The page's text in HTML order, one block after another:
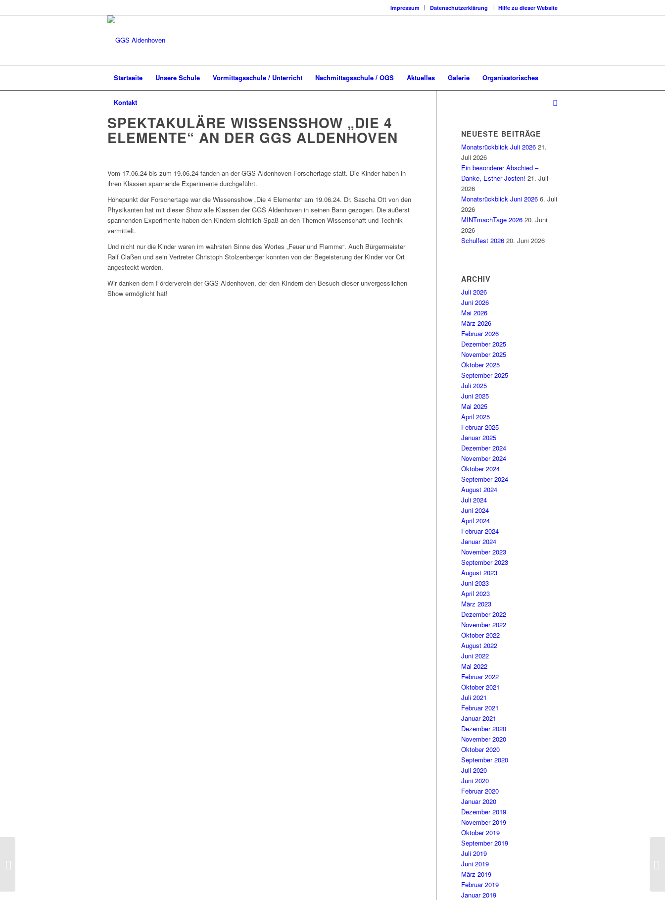
Impressum Datenschutzerklärung Hilfe zu dieser Website
Startseite Unsere Schule Vormittagsschule / Unterricht Nachmittagsschule / OGS Aktuelles Galerie Organisatorisches
Kontakt
SPEKTAKULÄRE WISSENSSHOW „DIE 4
ELEMENTE“ AN DER GGS ALDENHOVEN
Vom 17.06.24 bis zum 19.06.24 fanden an der GGS Aldenhoven Forschertage statt. Die Kinder haben in
ihren Klassen spannende Experimente durchgeführt.
Höhepunkt der Forschertage war die Wissensshow „Die 4 Elemente“ am 19.06.24. Dr. Sascha Ott von den
Physikanten hat mit dieser Show alle Klassen der GGS Aldenhoven in seinen Bann gezogen. Die äußerst
spannenden Experimente haben den Kindern sichtlich Spaß an den Themen Wissenschaft und Technik
vermittelt.
Und nicht nur die Kinder waren im wahrsten Sinne des Wortes „Feuer und Flamme“. Auch Bürgermeister
Ralf Claßen und sein Vertreter Christoph Stolzenberger konnten von der Begeisterung der Kinder vor Ort
angesteckt werden.
Wir danken dem Förderverein der GGS Aldenhoven, der den Kindern den Besuch dieser unvergesslichen
Show ermöglicht hat!
NEUESTE BEITRÄGE
Monatsrückblick Juli 2026 21.
Juli 2026
Ein besonderer Abschied –
Danke, Esther Josten! 21. Juli
2026
Monatsrückblick Juni 2026 6. Juli
2026
MINTmachTage 2026 20. Juni
2026
Schulfest 2026 20. Juni 2026
ARCHIV
Juli 2026
Juni 2026
Mai 2026
März 2026
Februar 2026
Dezember 2025
November 2025
Oktober 2025
September 2025
Juli 2025
Juni 2025
Mai 2025
April 2025
Februar 2025
Januar 2025
Dezember 2024
November 2024
Oktober 2024
September 2024
August 2024
Juli 2024
Juni 2024
April 2024
Februar 2024
Januar 2024
November 2023
September 2023
August 2023
Juni 2023
April 2023
März 2023
Dezember 2022
November 2022
Oktober 2022
August 2022
Juni 2022
Mai 2022
Februar 2022
Oktober 2021
Juli 2021
Februar 2021
Januar 2021
Dezember 2020
November 2020
Oktober 2020
September 2020
Juli 2020
Juni 2020
Februar 2020
Januar 2020
Dezember 2019
November 2019
Oktober 2019
September 2019
Juli 2019
Juni 2019
März 2019
Februar 2019
Januar 2019